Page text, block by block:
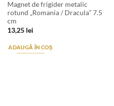
Magnet de frigider metalic
rotund „Romania / Dracula” 7.5
cm
13,25 lei
ADAUGĂ ÎN COȘ